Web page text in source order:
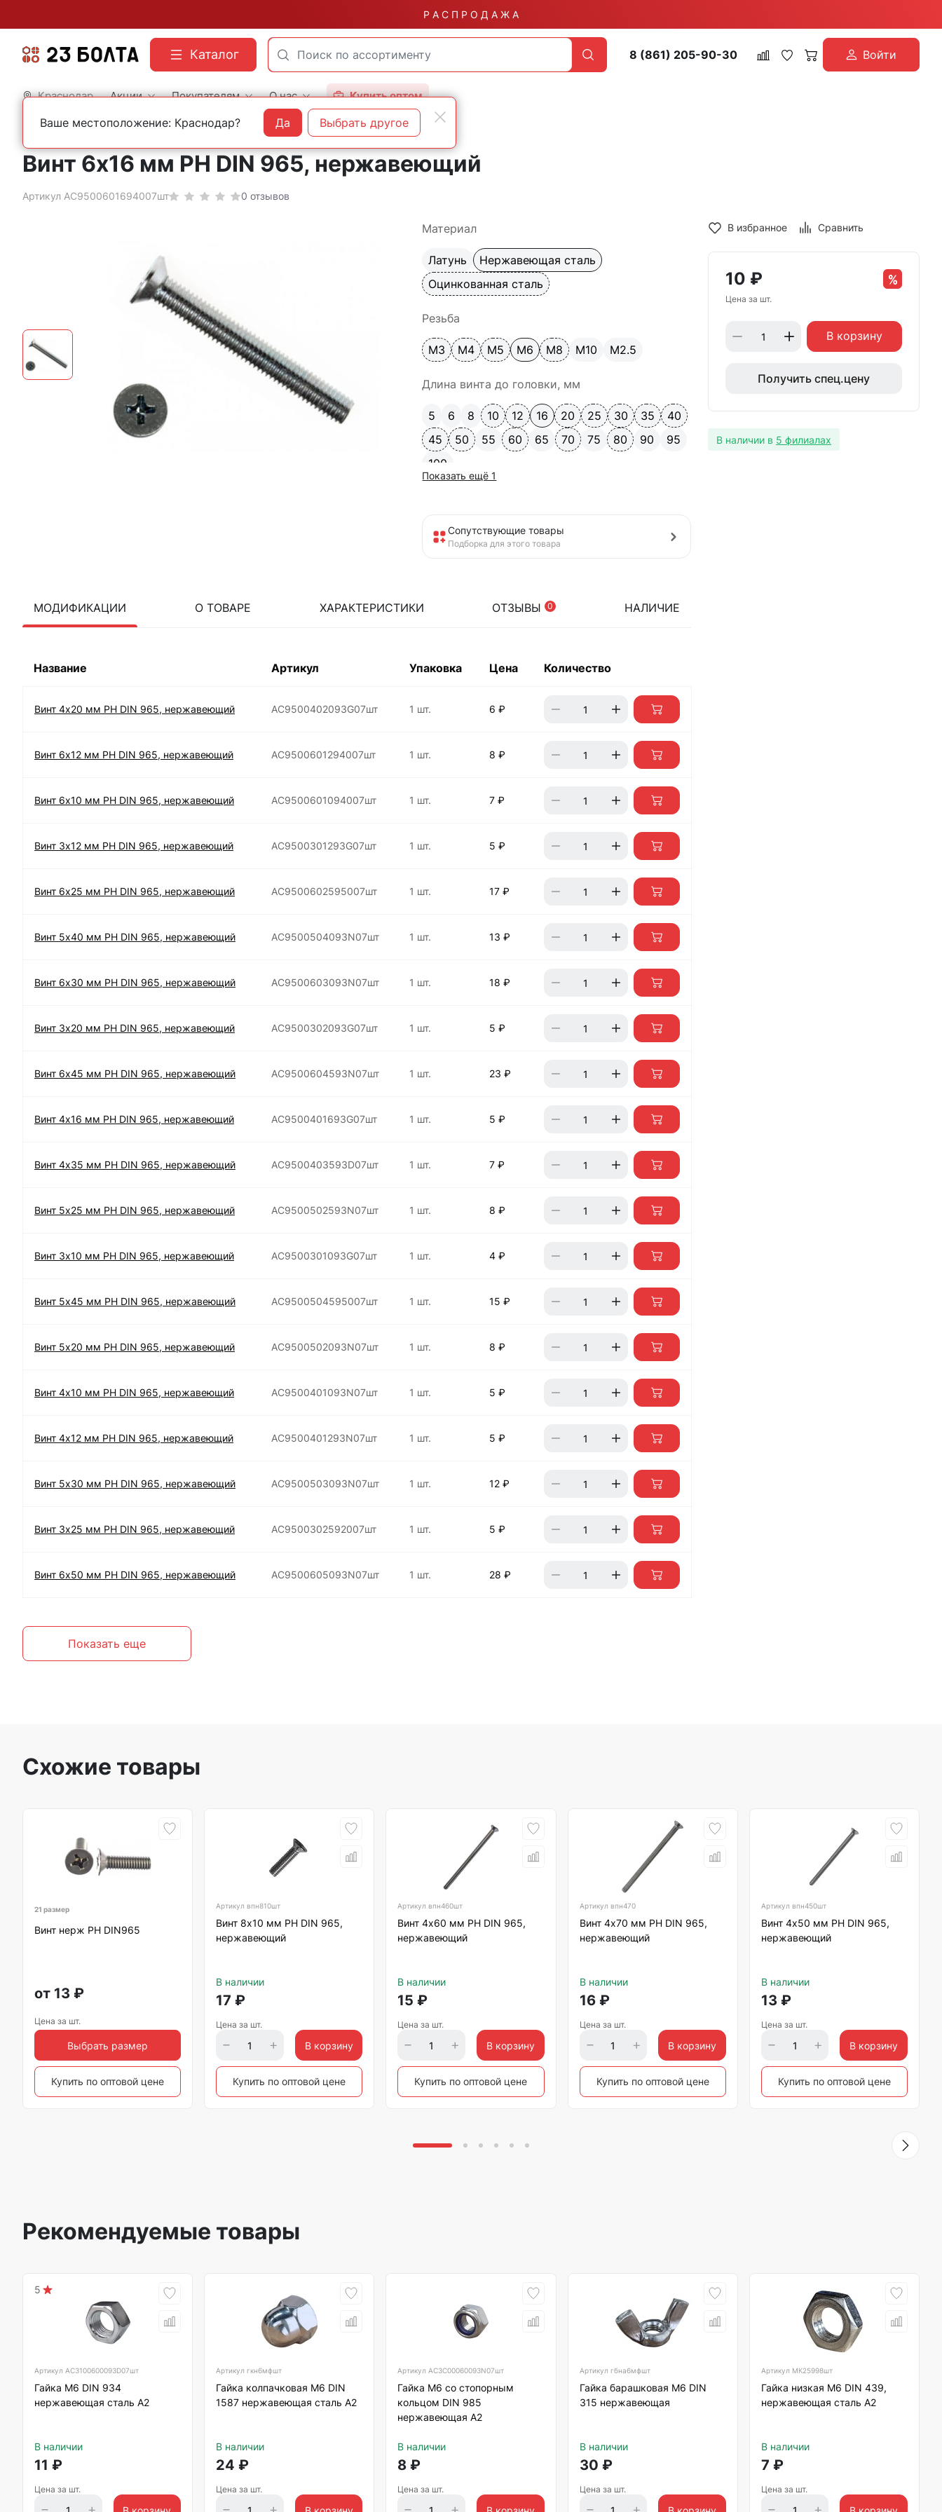
Р А С П Р О Д А Ж А
Каталог 8 (861) 205-90-30 Войти
Краснодар Акции Покупателям О нас Купить оптом
Главная Строительный крепеж Нержавеющий крепеж Винты DIN 965 с потайной головкой А2
Винт 6х16 мм РН DIN 965, нержавеющий
Артикул АС9500601694007шт 0 отзывов
Материал
Латунь
Нержавеющая сталь
Оцинкованная сталь
Резьба
М3 М4 М5 М6 М8 М10 М2.5
Длина винта до головки, мм
5 6 8 10 12 16 20 25 30 35
40
45
50 55 60 65 70 75 80 90
95
100
Показать ещё 1
Сопутствующие товары
Подборка для этого товара
МОДИФИКАЦИИ О ТОВАРЕ ХАРАКТЕРИСТИКИ ОТЗЫВЫ 0 НАЛИЧИЕ
Название Артикул Упаковка Цена Количество
Винт 4х20 мм РН DIN 965, нержавеющий АС9500402093G07шт 1 шт. 6 ₽
Винт 6х12 мм РН DIN 965, нержавеющий АС9500601294007шт 1 шт. 8 ₽
Винт 6х10 мм РН DIN 965, нержавеющий АС9500601094007шт 1 шт. 7 ₽
Винт 3х12 мм РН DIN 965, нержавеющий АС9500301293G07шт 1 шт. 5 ₽
Винт 6х25 мм РН DIN 965, нержавеющий АС9500602595007шт 1 шт. 17 ₽
Винт 5х40 мм РН DIN 965, нержавеющий АС9500504093N07шт 1 шт. 13 ₽
Винт 6х30 мм РН DIN 965, нержавеющий АС9500603093N07шт 1 шт. 18 ₽
Винт 3х20 мм РН DIN 965, нержавеющий АС9500302093G07шт 1 шт. 5 ₽
Винт 6х45 мм РН DIN 965, нержавеющий АС9500604593N07шт 1 шт. 23 ₽
Винт 4х16 мм РН DIN 965, нержавеющий АС9500401693G07шт 1 шт. 5 ₽
Винт 4х35 мм РН DIN 965, нержавеющий АС9500403593D07шт 1 шт. 7 ₽
Винт 5х25 мм РН DIN 965, нержавеющий АС9500502593N07шт 1 шт. 8 ₽
Винт 3х10 мм РН DIN 965, нержавеющий АС9500301093G07шт 1 шт. 4 ₽
Винт 5х45 мм РН DIN 965, нержавеющий АС9500504595007шт 1 шт. 15 ₽
Винт 5х20 мм РН DIN 965, нержавеющий АС9500502093N07шт 1 шт. 8 ₽
Винт 4х10 мм РН DIN 965, нержавеющий АС9500401093N07шт 1 шт. 5 ₽
Винт 4х12 мм РН DIN 965, нержавеющий АС9500401293N07шт 1 шт. 5 ₽
Винт 5х30 мм РН DIN 965, нержавеющий АС9500503093N07шт 1 шт. 12 ₽
Винт 3х25 мм РН DIN 965, нержавеющий АС9500302592007шт 1 шт. 5 ₽
Винт 6х50 мм РН DIN 965, нержавеющий АС9500605093N07шт 1 шт. 28 ₽
Показать еще
В избранное Сравнить
10 ₽
Цена за шт.
В корзину
Получить спец.цену
В наличии в 5 филиалах
Схожие товары
21 размер
Винт нерж РН DIN965
от 13 ₽
Цена за шт.
Выбрать размер
Купить по оптовой цене
Артикулвпн810шт
Винт 8х10 мм РН DIN 965,
нержавеющий
В наличии
17 ₽
Цена за шт.
В корзину
Купить по оптовой цене
Артикулвпн460шт
Винт 4х60 мм РН DIN 965,
нержавеющий
В наличии
15 ₽
Цена за шт.
В корзину
Купить по оптовой цене
Артикул впн470
Винт 4х70 мм РН DIN 965,
нержавеющий
В наличии
16₽
Цена за шт.
В корзину
Купить по оптовой цене
Артикул впн450шт
Винт 4х50 мм РН DIN 965,
нержавеющий
В наличии
13 ₽
Цена за шт.
В корзину
Купить по оптовой цене
Рекомендуемые товары
5
Артикул АС3100600093D07шт
Гайка М6 DIN 934
нержавеющая сталь А2
В наличии
11 ₽
Цена за шт.
Артикулгкн6мфшт
Гайка колпачковая М6 DIN
1587 нержавеющая сталь А2
В наличии
24 ₽
Цена за шт.
Артикул АС3C00060093N07шт
Гайка М6 со стопорным
кольцом DIN 985
нержавеющая А2
В наличии
8 ₽
Цена за шт.
Артикул гбна6мфшт
Гайка барашковая М6 DIN
315 нержавеющая
В наличии
30 ₽
Цена за шт.
Артикул МК25998шт
Гайка низкая М6 DIN 439,
нержавеющая сталь А2
В наличии
7 ₽
Цена за шт.
Ваше местоположение: Краснодар? Да Выбрать другое